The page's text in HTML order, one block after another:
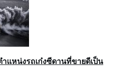
ำแหน่งรถเก๋งซีดานที่ขายดีเป็น